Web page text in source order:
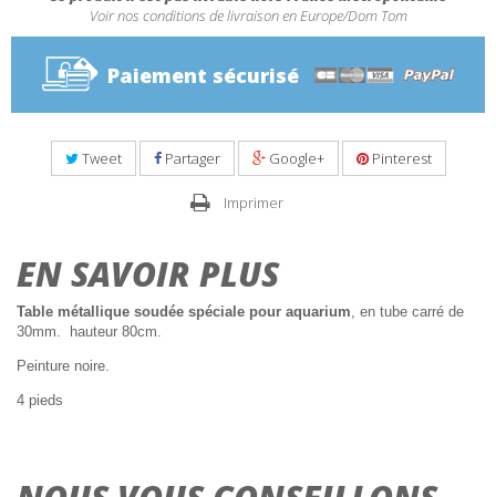
Voir nos conditions de livraison en Europe/Dom Tom
Paiement sécurisé
Tweet Partager Google+ Pinterest
Imprimer
EN SAVOIR PLUS
Table métallique soudée spéciale pour aquarium, en tube carré de
30mm. hauteur 80cm.
Peinture noire.
4 pieds